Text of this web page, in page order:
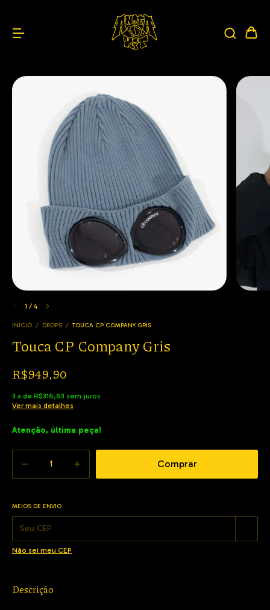
1 /4
INÍCIO / DROPS / TOUCA CP COMPANY GRIS
Touca CP Company Gris
R$949,90
3 x de R$316,63 sem juros
Ver mais detalhes
Atenção, última peça!
Entregas para o CEP:
MEIOS DE ENVIO
Não sei meu CEP
Descrição